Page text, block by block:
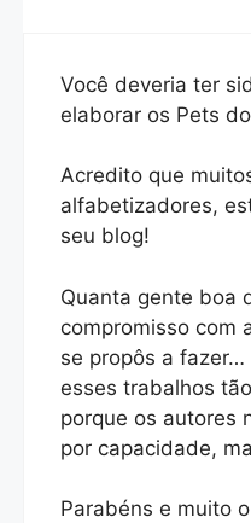
Você deveria ter
elaborar os Pets do
Acredito que
alfabetizadores,
seu blog!
Quanta gente boa
compromisso com
se propôs a
esses trabalhos
porque os autores
por capacidade,
Parabéns e muito